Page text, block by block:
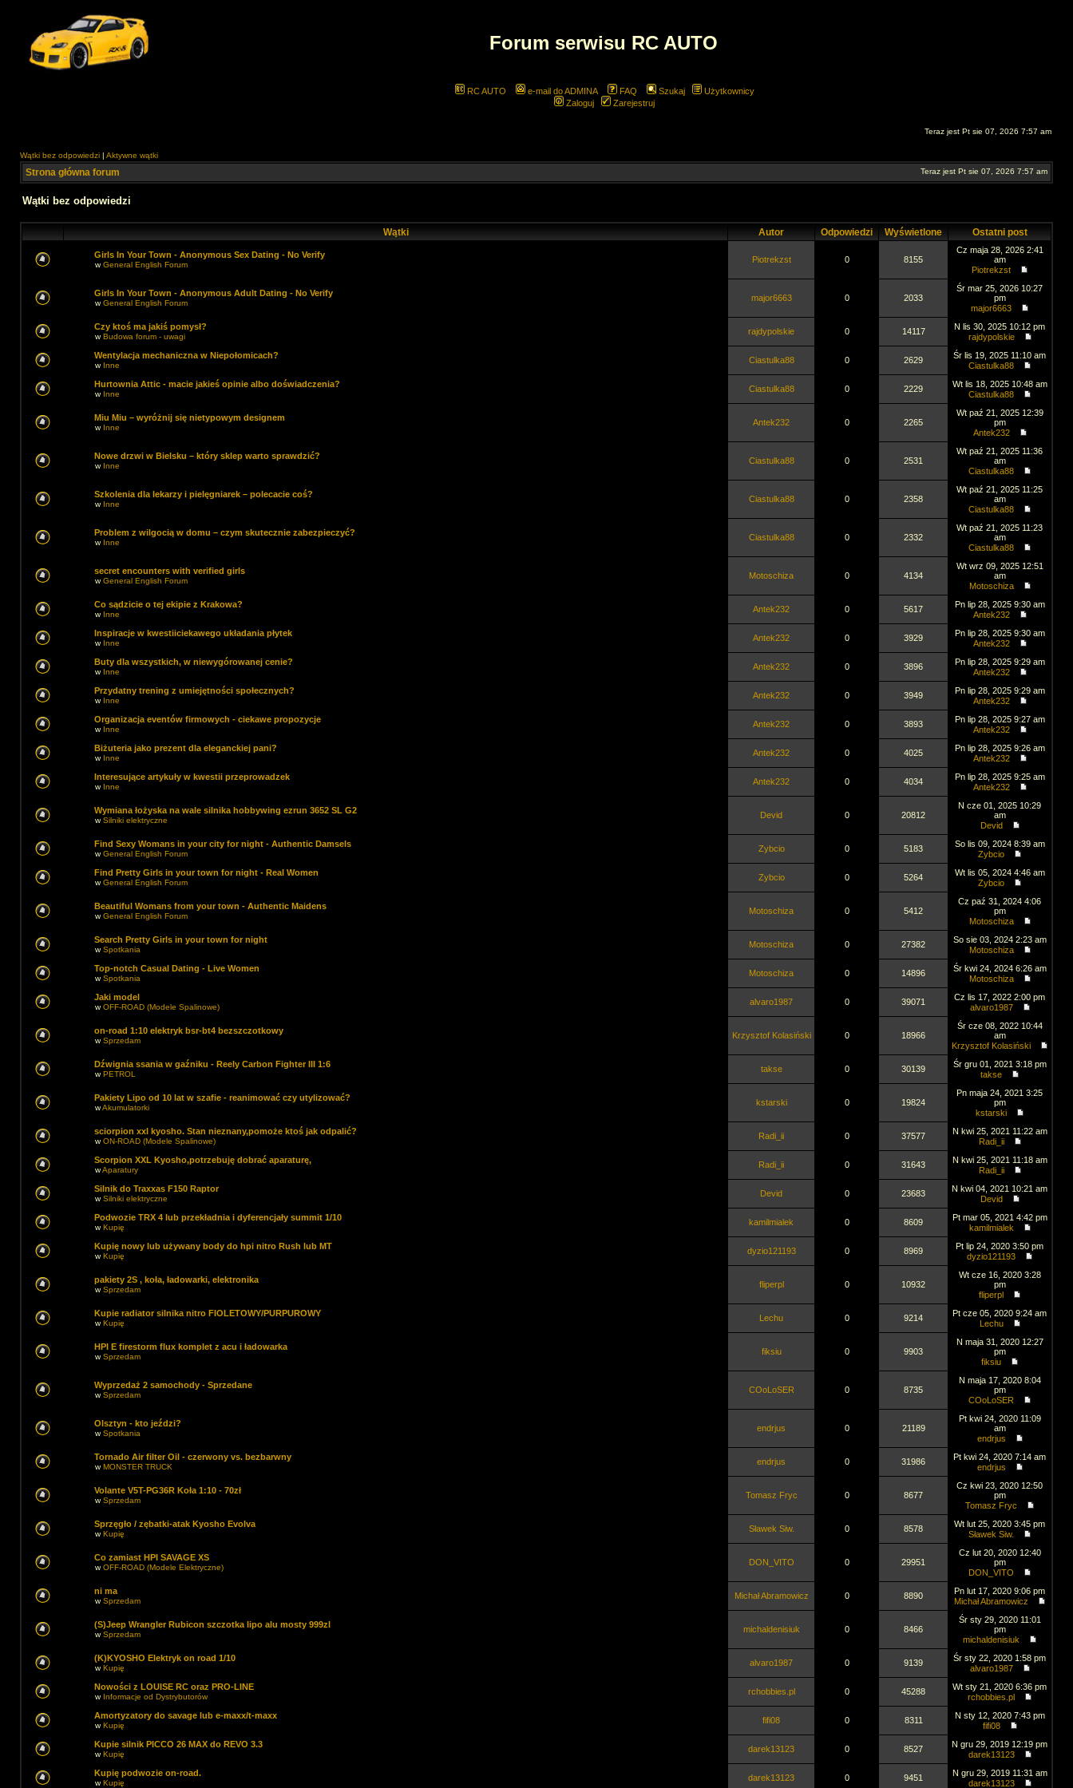
Forum serwisu RC AUTO
RC AUTO e-mail do ADMINA FAQ Szukaj
Użytkownicy
Zaloguj
Zarejestruj
Teraz jest Pt sie 07, 2026 7:57 am
Wątki bez odpowiedzi | Aktywne wątki
Strona główna forum Teraz jest Pt sie 07, 2026 7:57 am
Wątki bez odpowiedzi
Wątki Autor Odpowiedzi Wyświetlone Ostatni post
Girls In Your Town - Anonymous Sex Dating - No Verify
wGeneral English Forum
Piotrekzst 0 8155
Cz maja 28, 2026 2:41
am
Piotrekzst
Girls In Your Town - Anonymous Adult Dating - No Verify
wGeneral English Forum
major6663 0 2033
Śr mar 25, 2026 10:27
pm
major6663
Czy ktoś ma jakiś pomysł?
wBudowa forum - uwagi
rajdypolskie 0 14117
N lis 30, 2025 10:12 pm
rajdypolskie
Wentylacja mechaniczna w Niepołomicach?
w Inne
Ciastulka88 0 2629
Śr lis 19, 2025 11:10 am
Ciastulka88
Hurtownia Attic - macie jakieś opinie albo doświadczenia?
w Inne
Ciastulka88 0 2229
Wt lis 18, 2025 10:48 am
Ciastulka88
Miu Miu – wyróżnij się nietypowym designem
w Inne
Antek232 0 2265
Wt paź 21, 2025 12:39
pm
Antek232
Nowe drzwi w Bielsku – który sklep warto sprawdzić?
w Inne
Ciastulka88 0 2531
Wt paź 21, 2025 11:36
am
Ciastulka88
Szkolenia dla lekarzy i pielęgniarek – polecacie coś?
w Inne
Ciastulka88 0 2358
Wt paź 21, 2025 11:25
am
Ciastulka88
Problem z wilgocią w domu – czym skutecznie zabezpieczyć?
w Inne
Ciastulka88 0 2332
Wt paź 21, 2025 11:23
am
Ciastulka88
secret encounters with verified girls
wGeneral English Forum
Motoschiza 0 4134
Wt wrz 09, 2025 12:51
am
Motoschiza
Co sądzicie o tej ekipie z Krakowa?
w Inne
Antek232 0 5617
Pn lip 28, 2025 9:30 am
Antek232
Inspiracje w kwestiiciekawego układania płytek
w Inne
Antek232 0 3929
Pn lip 28, 2025 9:30 am
Antek232
Buty dla wszystkich, w niewygórowanej cenie?
w Inne
Antek232 0 3896
Pn lip 28, 2025 9:29 am
Antek232
Przydatny trening z umiejętności społecznych?
w Inne
Antek232 0 3949
Pn lip 28, 2025 9:29 am
Antek232
Organizacja eventów firmowych - ciekawe propozycje
w Inne
Antek232 0 3893
Pn lip 28, 2025 9:27 am
Antek232
Biżuteria jako prezent dla eleganckiej pani?
w Inne
Antek232 0 4025
Pn lip 28, 2025 9:26 am
Antek232
Interesujące artykuły w kwestii przeprowadzek
w Inne
Antek232 0 4034
Pn lip 28, 2025 9:25 am
Antek232
Wymiana łożyska na wale silnika hobbywing ezrun 3652 SL G2
wSilniki elektryczne
Devid 0 20812
N cze 01, 2025 10:29
am
Devid
Find Sexy Womans in your city for night - Authentic Damsels
wGeneral English Forum
Zybcio 0 5183
So lis 09, 2024 8:39 am
Zybcio
Find Pretty Girls in your town for night - Real Women
wGeneral English Forum
Zybcio 0 5264
Wt lis 05, 2024 4:46 am
Zybcio
Beautiful Womans from your town - Authentic Maidens
wGeneral English Forum
Motoschiza 0 5412
Cz paź 31, 2024 4:06
pm
Motoschiza
Search Pretty Girls in your town for night
wSpotkania
Motoschiza 0 27382
So sie 03, 2024 2:23 am
Motoschiza
Top-notch Сasual Dating - Live Women
wSpotkania
Motoschiza 0 14896
Śr kwi 24, 2024 6:26 am
Motoschiza
Jaki model
wOFF-ROAD (Modele Spalinowe)
alvaro1987 0 39071
Cz lis 17, 2022 2:00 pm
alvaro1987
on-road 1:10 elektryk bsr-bt4 bezszczotkowy
wSprzedam
Krzysztof Kolasiński 0 18966
Śr cze 08, 2022 10:44
am
Krzysztof Kolasiński
Dźwignia ssania w gaźniku - Reely Carbon Fighter III 1:6
wPETROL
takse 0 30139
Śr gru 01, 2021 3:18 pm
takse
Pakiety Lipo od 10 lat w szafie - reanimować czy utylizować?
wAkumulatorki
kstarski 0 19824
Pn maja 24, 2021 3:25
pm
kstarski
sciorpion xxl kyosho. Stan nieznany,pomoże ktoś jak odpalić?
wON-ROAD (Modele Spalinowe)
Radi_ii 0 37577
N kwi 25, 2021 11:22 am
Radi_ii
Scorpion XXL Kyosho,potrzebuję dobrać aparaturę,
wAparatury
Radi_ii 0 31643
N kwi 25, 2021 11:18 am
Radi_ii
Silnik do Traxxas F150 Raptor
wSilniki elektryczne
Devid 0 23683
N kwi 04, 2021 10:21 am
Devid
Podwozie TRX 4 lub przekładnia i dyferencjały summit 1/10
wKupię
kamilmialek 0 8609
Pt mar 05, 2021 4:42 pm
kamilmialek
Kupię nowy lub używany body do hpi nitro Rush lub MT
wKupię
dyzio121193 0 8969
Pt lip 24, 2020 3:50 pm
dyzio121193
pakiety 2S , koła, ładowarki, elektronika
wSprzedam
fliperpl 0 10932
Wt cze 16, 2020 3:28
pm
fliperpl
Kupie radiator silnika nitro FIOLETOWY/PURPUROWY
wKupię
Lechu 0 9214
Pt cze 05, 2020 9:24 am
Lechu
HPI E firestorm flux komplet z acu i ładowarka
wSprzedam
fiksiu 0 9903
N maja 31, 2020 12:27
pm
fiksiu
Wyprzedaż 2 samochody - Sprzedane
wSprzedam
COoLoSER 0 8735
N maja 17, 2020 8:04
pm
COoLoSER
Olsztyn - kto jeździ?
wSpotkania
endrjus 0 21189
Pt kwi 24, 2020 11:09
am
endrjus
Tornado Air filter Oil - czerwony vs. bezbarwny
wMONSTER TRUCK
endrjus 0 31986
Pt kwi 24, 2020 7:14 am
endrjus
Volante V5T-PG36R Koła 1:10 - 70zł
wSprzedam
Tomasz Fryc 0 8677
Cz kwi 23, 2020 12:50
pm
Tomasz Fryc
Sprzęgło / zębatki-atak Kyosho Evolva
wKupię
Sławek Siw. 0 8578
Wt lut 25, 2020 3:45 pm
Sławek Siw.
Co zamiast HPI SAVAGE XS
wOFF-ROAD (Modele Elektryczne)
DON_VITO 0 29951
Cz lut 20, 2020 12:40
pm
DON_VITO
ni ma
wSprzedam
Michał Abramowicz 0 8890
Pn lut 17, 2020 9:06 pm
Michał Abramowicz
(S)Jeep Wrangler Rubicon szczotka lipo alu mosty 999zl
wSprzedam
michaldenisiuk 0 8466
Śr sty 29, 2020 11:01
pm
michaldenisiuk
(K)KYOSHO Elektryk on road 1/10
wKupię
alvaro1987 0 9139
Śr sty 22, 2020 1:58 pm
alvaro1987
Nowości z LOUISE RC oraz PRO-LINE
w Informacje od Dystrybutorów
rchobbies.pl 0 45288
Wt sty 21, 2020 6:36 pm
rchobbies.pl
Amortyzatory do savage lub e-maxx/t-maxx
wKupię
fifi08 0 8311
N sty 12, 2020 7:43 pm
fifi08
Kupie silnik PICCO 26 MAX do REVO 3.3
wKupię
darek13123 0 8527
N gru 29, 2019 12:19 pm
darek13123
Kupię podwozie on-road.
wKupię
darek13123 0 9451
N gru 29, 2019 11:31 am
darek13123